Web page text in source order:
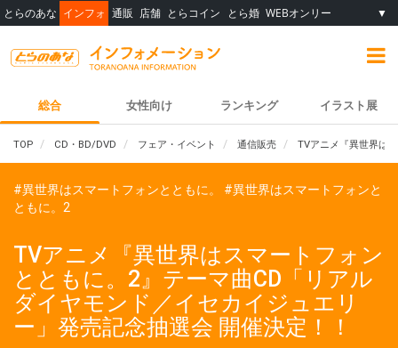
とらのあな インフォ 通販 店舗 とらコイン とら婚 WEBオンリー ▼
総合 女性向け ランキング イラスト展
TOP CD・BD/DVD フェア・イベント 通信販売 TVアニメ『異世界は
#異世界はスマートフォンとともに。
#異世界はスマートフォンと
ともに。2
TVアニメ『異世界はスマートフォン
とともに。2』テーマ曲CD「リアル
ダイヤモンド／イセカイジュエリ
ー」発売記念抽選会 開催決定！！